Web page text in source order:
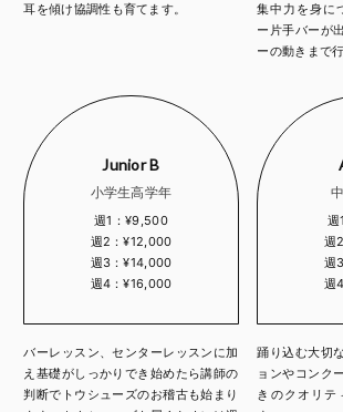
耳を傾け協調性も育てます。
集中力を身に
ー片手バーが
ーの動きまで
Junior B
小学生高学年
週1：¥9,500
週2：¥12,000
週3：¥14,000
週4：¥16,000
バーレッスン、センターレッスンに加
え基礎がしっかりでき始めたら講師の
判断でトウシューズのお稽古も始まり
週
週
週
踊り込む大切
ョンやコンク
きのクオリテ